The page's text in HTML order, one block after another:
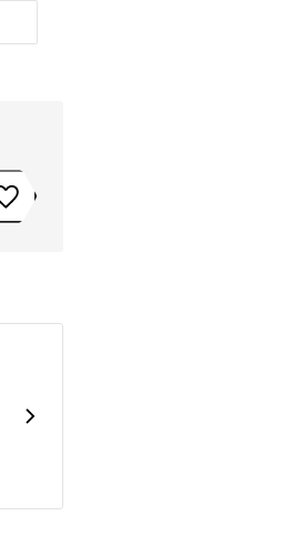
Toevoegen aan verlanglijstje